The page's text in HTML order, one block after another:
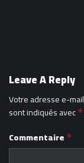
Leave A Reply
Votre adresse e-
sont indiqués avec *
Commentaire *